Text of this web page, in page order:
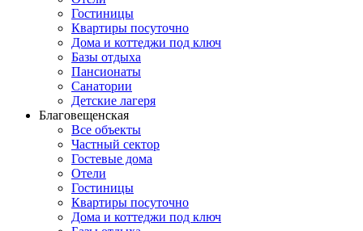
Гостиницы
Квартиры посуточно
Дома и коттеджи под ключ
Базы отдыха
Пансионаты
Санатории
Детские лагеря
Благовещенская
Все объекты
Частный сектор
Гостевые дома
Отели
Гостиницы
Квартиры посуточно
Дома и коттеджи под ключ